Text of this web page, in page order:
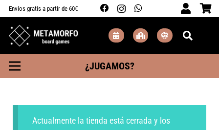
Envíos gratis a partir de 60€
¿JUGAMOS?
Actualmente la tienda está cerrada y los